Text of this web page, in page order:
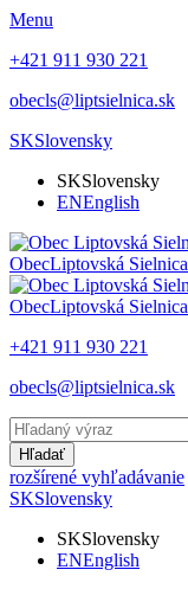
Menu
+421 911 930 221
obecls@liptsielnica.sk
SKSlovensky
SKSlovensky
ENEnglish
ObecLiptovská Sielnica
ObecLiptovská Sielnica
+421 911 930 221
obecls@liptsielnica.sk
Hľadať
rozšírené vyhľadávanie
SKSlovensky
SKSlovensky
ENEnglish